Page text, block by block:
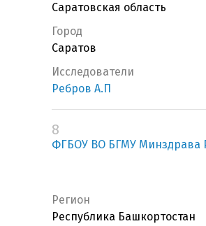
Саратовская область
Город
Саратов
Исследователи
Ребров А.П
8
ФГБОУ ВО БГМУ Минздрава
Регион
Республика Башкортостан